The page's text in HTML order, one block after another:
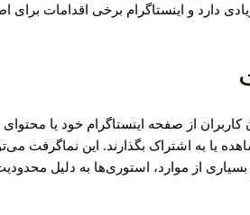
دارد و اینستاگرام برخی اقدامات برای
از صفحه اینستاگرام خود یا محتوای
یا به اشتراک بگذارند. این نماگرفت